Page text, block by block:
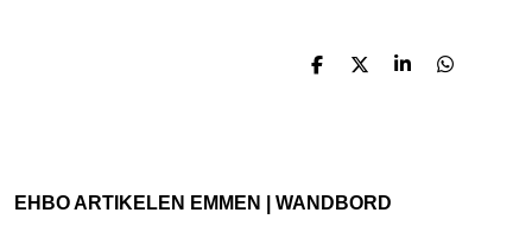
D
D
S
D
EHBO ARTIKELEN EMMEN | WANDBORD